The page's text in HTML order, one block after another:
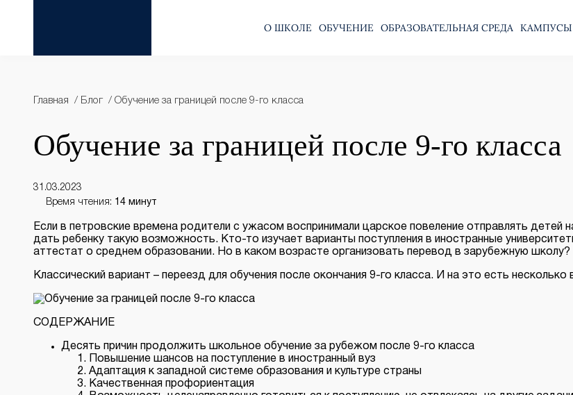
О ШКОЛЕ ОБУЧЕНИЕ ОБРАЗОВАТЕЛЬНАЯ СРЕДА КАМПУСЫ
Главная Блог Обучение за границей после 9-го класса
Обучение за границей после 9-го класса
31.03.2023
Время чтения: 14 минут
Если в петровские времена родители с ужасом воспринимали царское повеление отправлять детей
дать ребенку такую возможность. Кто-то изучает варианты поступления в иностранные
аттестат о среднем образовании. Но в каком возрасте организовать перевод в зарубежную школу?
Классический вариант – переезд для обучения после окончания 9-го класса. И на это есть несколько
СОДЕРЖАНИЕ
Десять причин продолжить школьное обучение за рубежом после 9-го класса
Повышение шансов на поступление в иностранный вуз
Адаптация к западной системе образования и культуре страны
Качественная профориентация